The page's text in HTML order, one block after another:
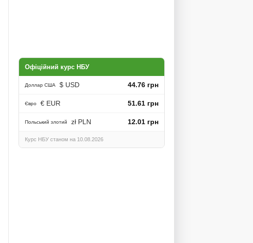
Офіційний курс НБУ
Доллар США $ USD 44.76 грн
Євро € EUR 51.61 грн
Польський злотий zł PLN 12.01 грн
Курс НБУ станом на 10.08.2026